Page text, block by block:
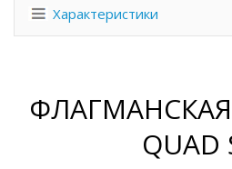
Характеристики
QUAD